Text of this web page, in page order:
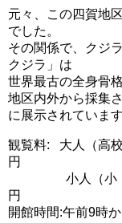
元々、この四賀地
でした。
その関係で、クジ
クジラ」は
世界最古の全身骨
地区内外から採集
に展示されています
観覧料: 大人（高
円
小人（小・中
円
開館時間:午前9時